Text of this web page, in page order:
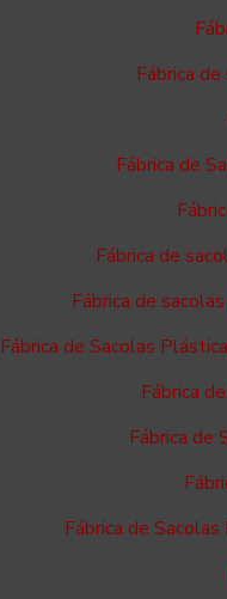
Fábrica
Fábrica de
Fábrica de
Fábrica de
Fábrica de Sacolas
Fábrica
Fábrica de
Fábrica de